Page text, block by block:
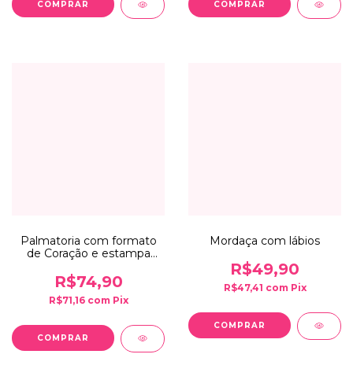
Palmatoria com formato
de Coração e estampa
R$74,90
R$71,16 com Pix
Mordaça com lábios
R$49,90
R$47,41 com Pix